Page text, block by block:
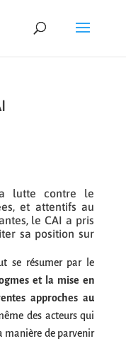
lutte contre le
et attentifs au
le CAI a pris
sa position sur
se résumer par le
et la mise en
approches au
des acteurs qui
manière de parvenir